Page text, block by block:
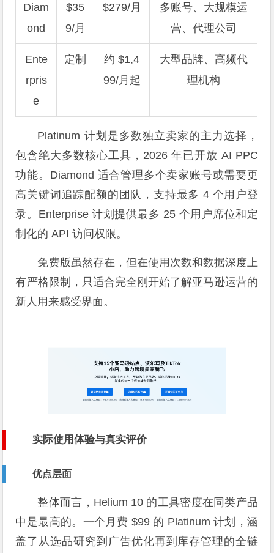
Diam
ond
$35
9/月
$279/月
多账号、大规模运
营、代理公司
Ente
rpris
e
定制
约 $1,4
99/月起
大型品牌、高频代
理机构
Platinum 计划是多数独立卖家的主力选择，
包含绝大多数核心工具，2026 年已开放 AI PPC
功能。Diamond 适合管理多个卖家账号或需要更
高关键词追踪配额的团队，支持最多 4 个用户登
录。Enterprise 计划提供最多 25 个用户席位和定
制化的 API 访问权限。
免费版虽然存在，但在使用次数和数据深度上
有严格限制，只适合完全刚开始了解亚马逊运营的
新人用来感受界面。
实际使用体验与真实评价
优点层面
整体而言，Helium 10 的工具密度在同类产品
中是最高的。一个月费 $99 的 Platinum 计划，涵
盖了从选品研究到广告优化再到库存管理的全链